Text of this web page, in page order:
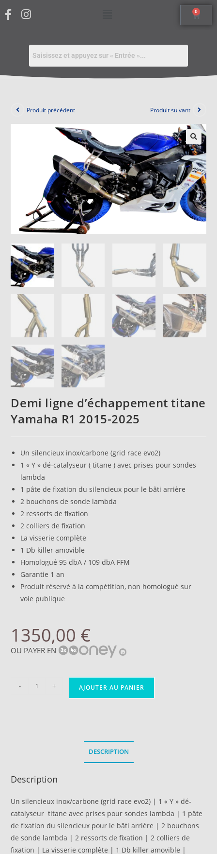
0
Produit précédent Produit suivant
Demi ligne d’échappement titane
Yamaha R1 2015-2025
Un silencieux inox/carbone (grid race evo2)
1 « Y » dé-catalyseur ( titane ) avec prises pour sondes
lambda
1 pâte de fixation du silencieux pour le bâti arrière
2 bouchons de sonde lambda
2 ressorts de fixation
2 colliers de fixation
La visserie complète
1 Db killer amovible
Homologué 95 dbA / 109 dbA FFM
Garantie 1 an
Produit réservé à la compétition, non homologué sur
voie publique
1350,00 €
OU PAYER EN ?
- + AJOUTER AU PANIER
DESCRIPTION
Description
Un silencieux inox/carbone (grid race evo2) | 1 « Y » dé-
catalyseur titane avec prises pour sondes lambda | 1 pâte
de fixation du silencieux pour le bâti arrière | 2 bouchons
de sonde lambda | 2 ressorts de fixation | 2 colliers de
fixation | La visserie complète | 1 Db killer amovible |